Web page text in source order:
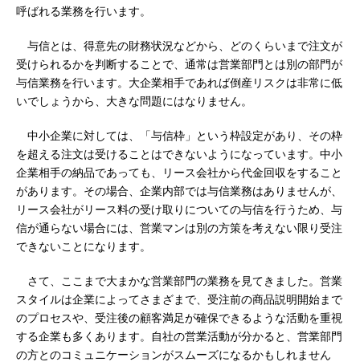
呼ばれる業務を行います。
与信とは、得意先の財務状況などから、どのくらいまで注文が
受けられるかを判断することで、通常は営業部門とは別の部門が
与信業務を行います。大企業相手であれば倒産リスクは非常に低
いでしょうから、大きな問題にはなりません。
中小企業に対しては、「与信枠」という枠設定があり、その枠
を超える注文は受けることはできないようになっています。中小
企業相手の納品であっても、リース会社から代金回収をすること
があります。その場合、企業内部では与信業務はありませんが、
リース会社がリース料の受け取りについての与信を行うため、与
信が通らない場合には、営業マンは別の方策を考えない限り受注
できないことになります。
さて、ここまで大まかな営業部門の業務を見てきました。営業
スタイルは企業によってさまざまで、受注前の商品説明開始まで
のプロセスや、受注後の顧客満足が確保できるような活動を重視
する企業も多くあります。自社の営業活動が分かると、営業部門
の方とのコミュニケーションがスムーズになるかもしれません